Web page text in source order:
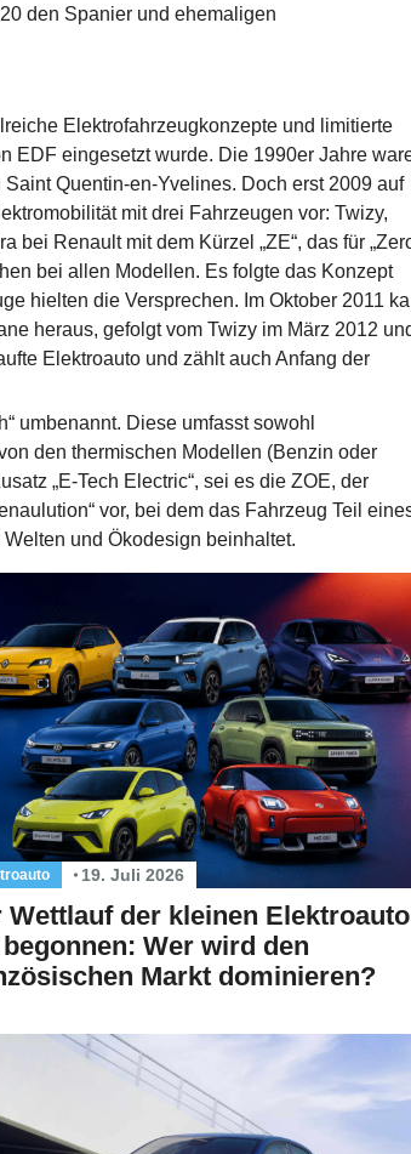
den Spanier und ehemaligen
Elektrofahrzeugkonzepte und limitierte
EDF eingesetzt wurde. Die 1990er Jahre
Quentin-en-Yvelines. Doch erst 2009 auf
mit drei Fahrzeugen vor: Twizy,
bei Renault mit dem Kürzel „ZE“, das für
bei allen Modellen. Es folgte das Konzept
hielten die Versprechen. Im Oktober 2011
heraus, gefolgt vom Twizy im März 2012
Elektroauto und zählt auch Anfang der
umbenannt. Diese umfasst sowohl
den thermischen Modellen (Benzin oder
„E-Tech Electric“, sei es die ZOE, der
vor, bei dem das Fahrzeug Teil
und Ökodesign beinhaltet.
19. Juli 2026
Wettlauf der kleinen
Wer wird den
Markt dominieren?